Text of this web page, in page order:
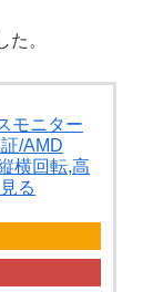
。
モニター
/AMD
横回転,高
る